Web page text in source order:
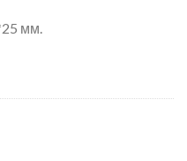
мм.